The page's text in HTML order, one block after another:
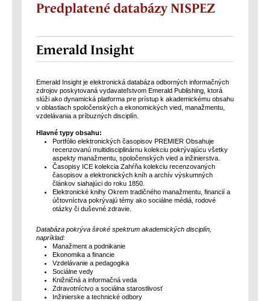
Predplatené databázy NISPEZ
Emerald Insight
Emerald Insight je elektronická databáza odborných informačných
zdrojov poskytovaná vydavateľstvom Emerald Publishing, ktorá
slúži ako dynamická platforma pre prístup k akademickému obsahu
v oblastiach spoločenských a ekonomických vied, manažmentu,
vzdelávania a príbuzných disciplín.
Hlavné typy obsahu:
Portfólio elektronických časopisov PREMIER Obsahuje
recenzovanú multidisciplinárnu kolekciu pokrývajúcu všetky
aspekty manažmentu, spoločenských vied a inžinierstva.
Časopisy ICE kolekcia Zahŕňa kolekciu recenzovaných
časopisov a elektronických kníh a archív výskumných
článkov siahajúci do roku 1850.
Elektronické knihy Okrem tradičného manažmentu, financií a
účtovníctva pokrývajú témy ako sociálne médiá, rodové
otázky či duševné zdravie.
Databáza pokrýva široké spektrum akademických disciplín,
napríklad:
Manažment a podnikanie
Ekonomika a financie
Vzdelávanie a pedagogika
Sociálne vedy
Knižničná a informačná veda
Zdravotníctvo a sociálna starostlivosť
Inžinierske a technické odbory